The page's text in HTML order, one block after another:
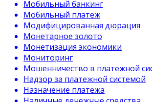
Мобильный банкинг
Мобильный платеж
Модифицированная дюрация
Монетарное золото
Монетизация экономики
Мониторинг
Мошенничество в платежной
Надзор за платежной системой
Назначение платежа